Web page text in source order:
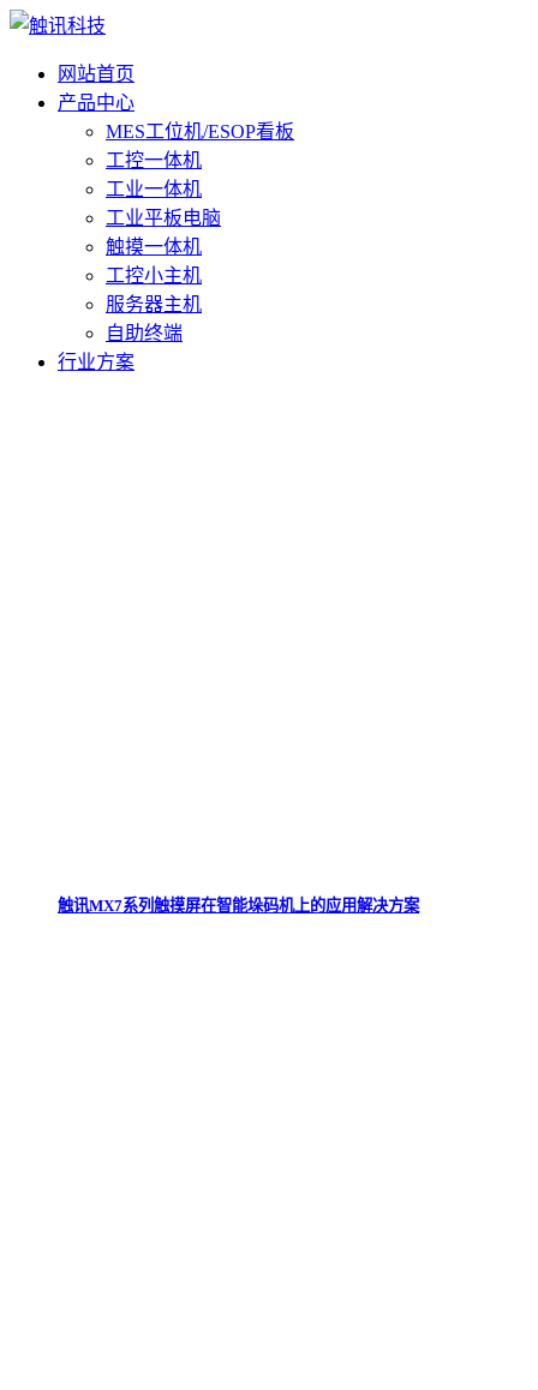
网站首页
产品中心
MES工位机/ESOP看板
工控一体机
工业一体机
工业平板电脑
触摸一体机
工控小主机
服务器主机
自助终端
行业方案
触讯MX7系列触摸屏在智能垛码机上的应用解决方案